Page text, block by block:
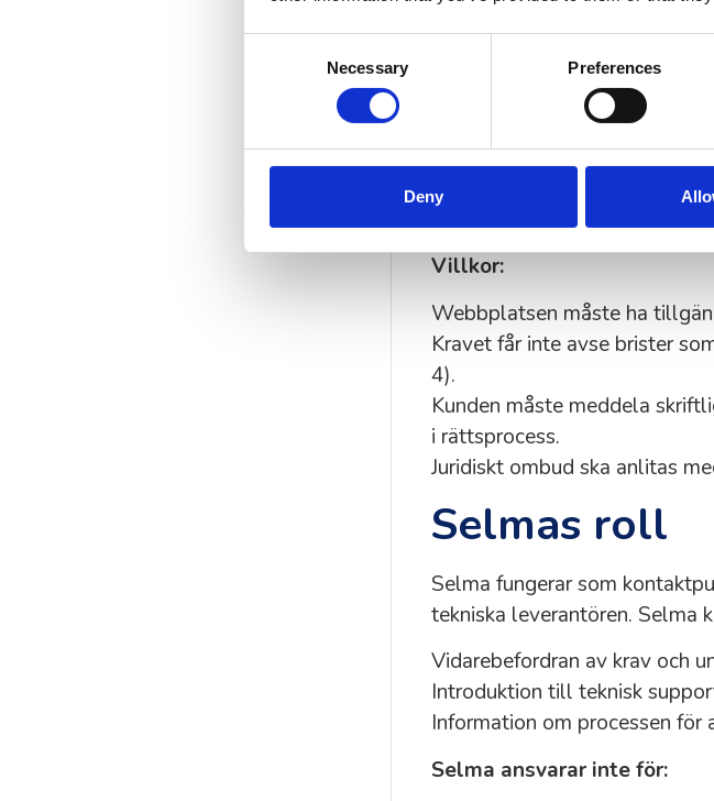
Necessary Preferences
Deny
Ersättning kan omfatta:
Utdömda skadestånd
Kostnader för teknisk åtgärd
Juridiska kostnader
Villkor:
Webbplatsen måste ha
Kravet får inte avse brister
4).
Kunden måste meddela
i rättsprocess.
Juridiskt ombud ska anlitas
Selmas roll
Selma fungerar som
tekniska leverantören. Selma
Vidarebefordran av krav och
Introduktion till teknisk
Information om processen för
Selma ansvarar inte för: